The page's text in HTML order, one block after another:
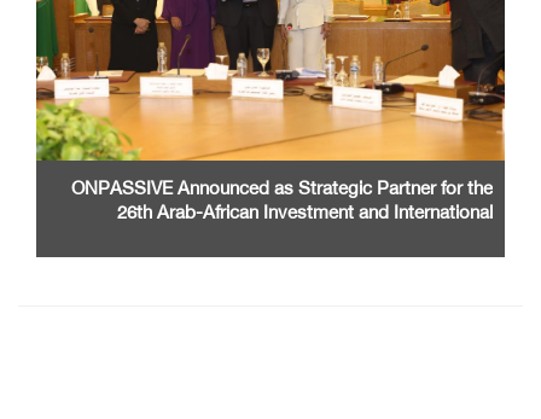
ONPASSIVE Announced as Strategic Partner for the
26th Arab-African Investment and International